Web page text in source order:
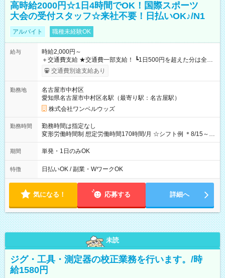
高時給2000円☆1日4時間でOK！国際スポーツ
大会の受付スタッフ☆来社不要！日払いOK♪/N1
アルバイト 職種未経験OK
給与
時給2,000円～
＋交通費支給 ★交通費一部支給！ ┗1日500円を超えた分は全額
支給！ ※往復500円以内の方は自己負担となります ★日払い
OK！（規定あり） ┗働いたその日に現金GET♪ お仕事後はコン
期間なし
交通費別途支給あり
勤務地
名古屋市中村区
愛知県名古屋市中村区名駅（最寄り駅：名古屋駅）
株式会社ワンベルウッズ
勤務時間
勤務時間は指定なし
変形労働時間制 想定労働時間170時間/月 ☆シフト例 ＊8/15～
10/26 全日共通 08：00～12：00 17：00～21：00 ＊8/31
～9/19のみ下記シフトもあります！ 12：00～16：00 ＊9/6～
00
期間 単発・1日のみOK
特徴 日払いOK / 副業・WワークOK
気になる！ 応募する 詳細へ
未読
ジグ・工具・測定器の校正業務を行います。/時
給1580円